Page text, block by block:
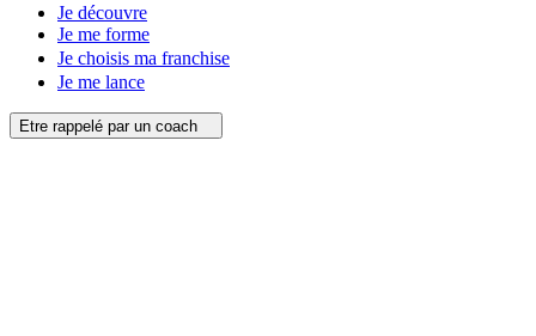
Je découvre
Je me forme
Je choisis ma franchise
Je me lance
Etre rappelé par un coach